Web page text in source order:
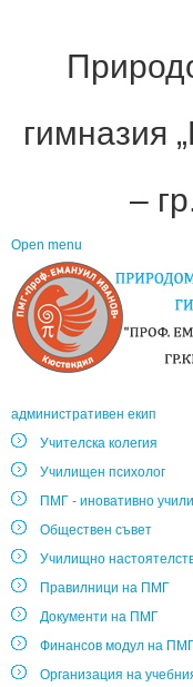
гимназия
–
Open menu
административен екип
Учителска колегия
Училищен психолог
ПМГ - иновативно
Обществен съвет
Училищно
Правилници на ПМГ
Документи на ПМГ
Финансов модул на
Организация на